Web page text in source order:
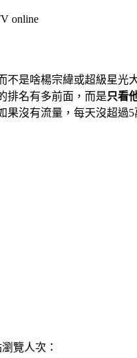
online
不是啥楊宗緯或超級星
排名有多前面，而是只看
果沒有流量，每天沒超過
覽人次：